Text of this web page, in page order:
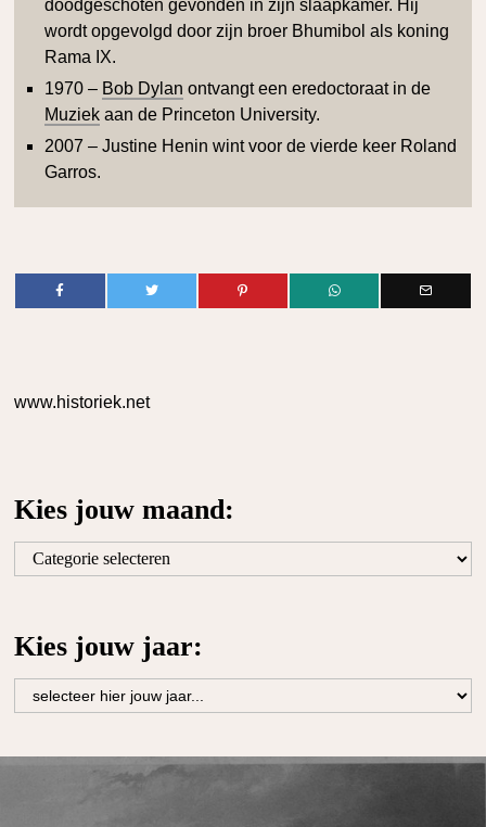
doodgeschoten gevonden in zijn slaapkamer. Hij
wordt opgevolgd door zijn broer Bhumibol als koning
Rama IX.
1970 – Bob Dylan ontvangt een eredoctoraat in de
Muziek aan de Princeton University.
2007 – Justine Henin wint voor de vierde keer Roland
Garros.
www.historiek.net
Kies jouw maand:
Kies
Kies jouw jaar: